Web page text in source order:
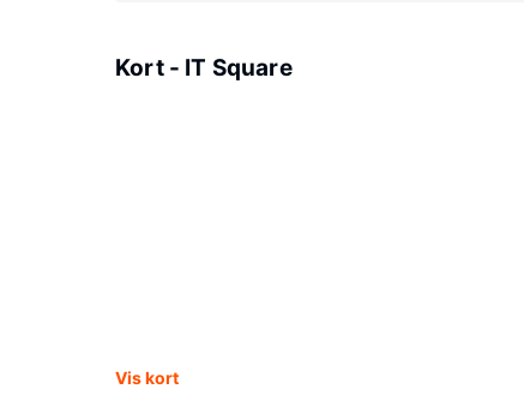
Kort - IT Square
Vis kort